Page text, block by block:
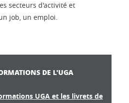
secteurs d'activité et
job, un emploi.
DE L'UGA
UGA et les livrets de